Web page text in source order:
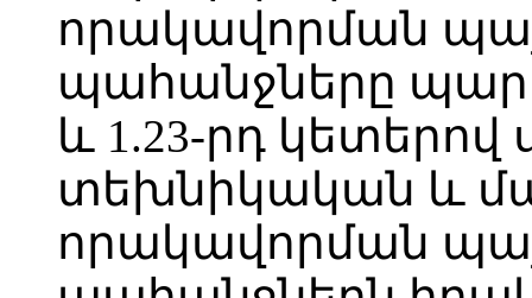
որակավորման
պահանջները
և 1.23-րդ
տեխնիկական և
որակավորման